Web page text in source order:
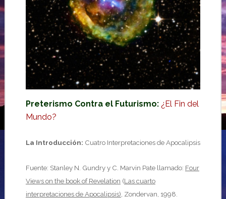
Preterismo Contra el Futurismo: ¿El Fin del
Mundo?
La Introducción: Cuatro Interpretaciones de Apocalipsis
Fuente: Stanley N. Gundry y C. Marvin Pate llamado: Four
Views on the book of Revelation (Las cuarto
interpretaciones de Apocalipsis) , Zondervan, 1998.